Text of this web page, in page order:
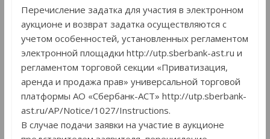
Перечисление задатка для участия в электронном
аукционе и возврат задатка осуществляются с
учетом особенностей, установленных регламентом
электронной площадки http://utp.sberbank-ast.ru и
регламентом торговой секции «Приватизация,
аренда и продажа прав» универсальной торговой
платформы АО «Сбербанк-АСТ» http://utp.sberbank-
ast.ru/AP/Notice/1027/Instructions.
В случае подачи заявки на участие в аукционе